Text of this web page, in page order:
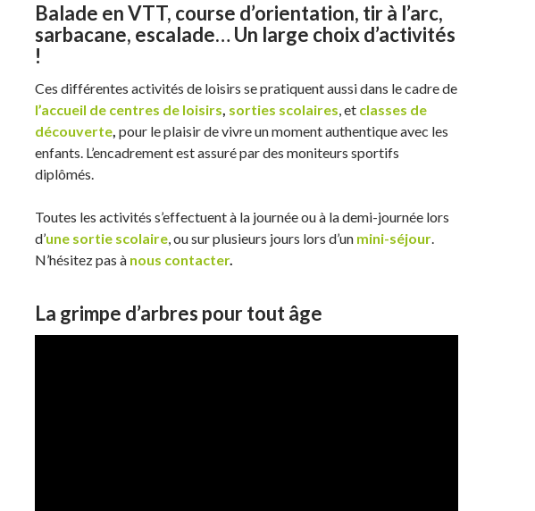
Balade en VTT, course d’orientation, tir à l’arc,
sarbacane, escalade… Un large choix d’activités
!
Ces différentes activités de loisirs se pratiquent aussi dans le cadre de
l’accueil de centres de loisirs, sorties scolaires, et classes de
découverte, pour le plaisir de vivre un moment authentique avec les
enfants. L’encadrement est assuré par des moniteurs sportifs
diplômés.
Toutes les activités s’effectuent à la journée ou à la demi-journée lors
d’une sortie scolaire, ou sur plusieurs jours lors d’un mini-séjour.
N’hésitez pas à nous contacter.
La grimpe d’arbres pour tout âge